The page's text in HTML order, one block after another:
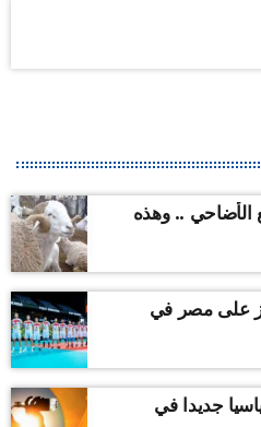
الأضاحي .. وهذه
على مصر في
جديدا في